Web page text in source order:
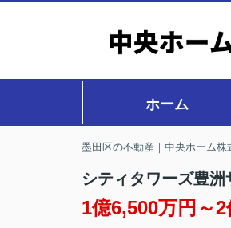
ホーム
墨田区の不動産｜中央ホーム株
シティタワーズ豊
1億6,500万円～2